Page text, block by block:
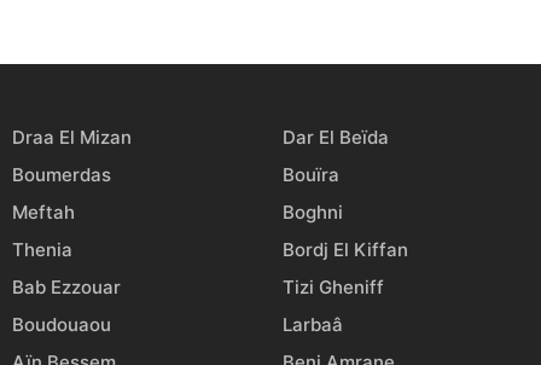
Draa El Mizan
Dar El Beïda
Boumerdas
Bouïra
Meftah
Boghni
Thenia
Bordj El Kiffan
Bab Ezzouar
Tizi Gheniff
Boudouaou
Larbaâ